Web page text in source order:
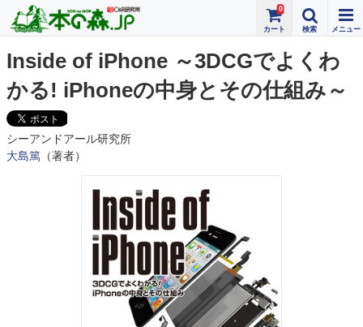
0
Inside of iPhone ～3DCGでよくわ
かる! iPhoneの中身とその仕組み～
シーアンドアール研究所
大島篤 （著者）